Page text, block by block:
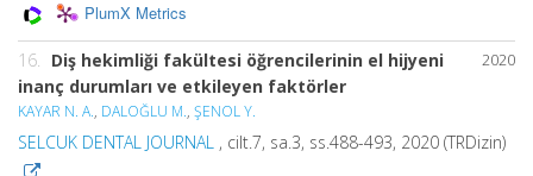
PlumX Metrics
2020
16. Diş hekimliği fakültesi öğrencilerinin el hijyeni
inanç durumları ve etkileyen faktörler
KAYAR N. A., DALOĞLU M., ŞENOL Y.
SELCUK DENTAL JOURNAL , cilt.7, sa.3, ss.488-493, 2020 (TRDizin)